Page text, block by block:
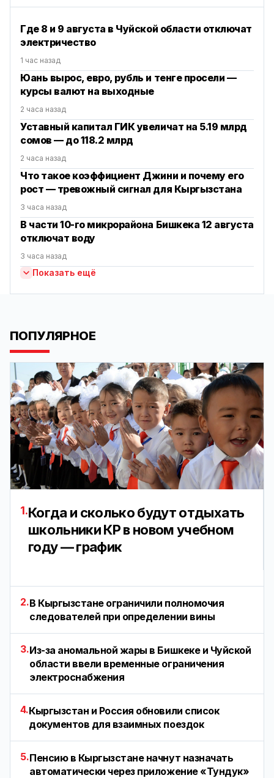
Где 8 и 9 августа в Чуйской области отключат
электричество
1 час назад
Юань вырос, евро, рубль и тенге просели —
курсы валют на выходные
2 часа назад
Уставный капитал ГИК увеличат на 5.19 млрд
сомов — до 118.2 млрд
2 часа назад
Что такое коэффициент Джини и почему его
рост — тревожный сигнал для Кыргызстана
3 часа назад
В части 10-го микрорайона Бишкека 12 августа
отключат воду
3 часа назад
Показать ещё
ПОПУЛЯРНОЕ
1.Когда и сколько будут отдыхать
школьники КР в новом учебном
году — график
2.В Кыргызстане ограничили полномочия
следователей при определении вины
3.Из-за аномальной жары в Бишкеке и Чуйской
области ввели временные ограничения
электроснабжения
4.Кыргызстан и Россия обновили список
документов для взаимных поездок
5.Пенсию в Кыргызстане начнут назначать
автоматически через приложение «Тундук»